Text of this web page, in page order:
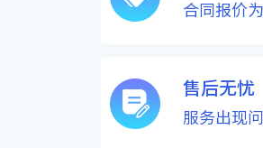
合同报价
售后无忧
服务出现